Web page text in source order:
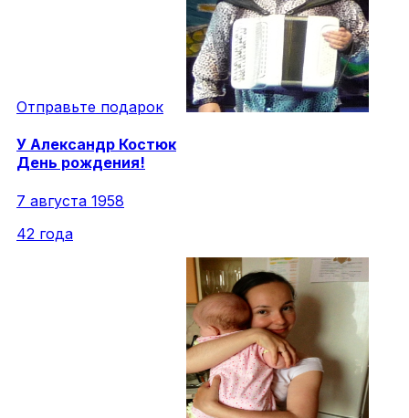
Отправьте подарок
У Александр Костюк
День рождения!
7 августа 1958
42 года